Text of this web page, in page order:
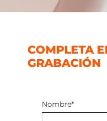
COMPLETA
GRABACIÓN
Nombre*